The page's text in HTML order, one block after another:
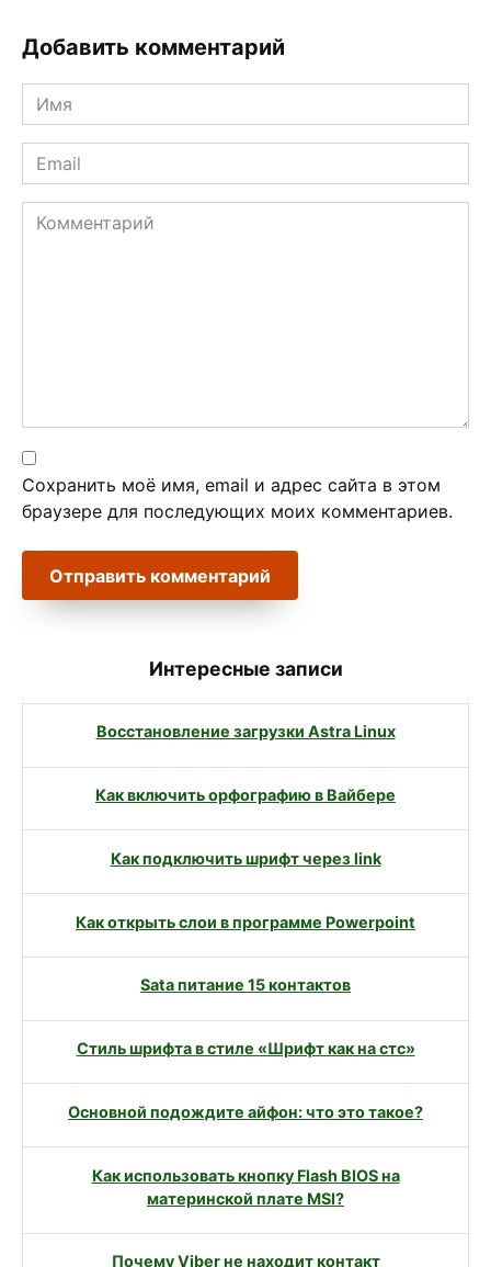
Добавить комментарий
Имя
*
Email
*
Комментарий
Сохранить моё имя, email и адрес сайта в этом
браузере для последующих моих комментариев.
Интересные записи
Восстановление загрузки Astra Linux
Как включить орфографию в Вайбере
Как подключить шрифт через link
Как открыть слои в программе Powerpoint
Sata питание 15 контактов
Стиль шрифта в стиле «Шрифт как на стс»
Основной подождите айфон: что это такое?
Как использовать кнопку Flash BIOS на
материнской плате MSI?
Почему Viber не находит контакт